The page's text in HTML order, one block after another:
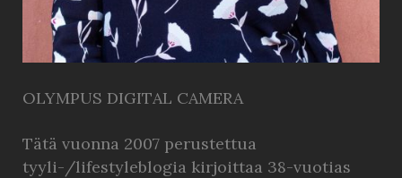
OLYMPUS DIGITAL CAMERA
Tätä vuonna 2007 perustettua
tyyli-/lifestyleblogia kirjoittaa 38-vuotias